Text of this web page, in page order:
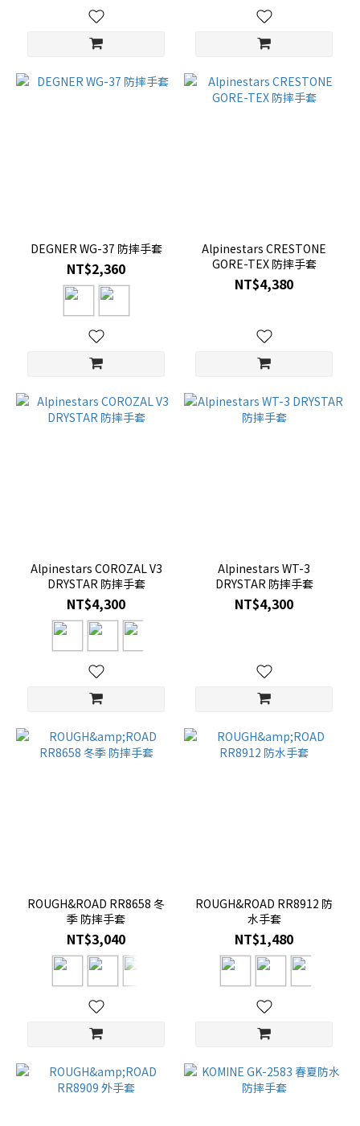
DEGNER WG-37 防摔手套
NT$2,360
Alpinestars CRESTONE
GORE-TEX 防摔手套
NT$4,380
Alpinestars COROZAL V3
DRYSTAR 防摔手套
NT$4,300
Alpinestars WT-3
DRYSTAR 防摔手套
NT$4,300
ROUGH&ROAD RR8658 冬
季 防摔手套
NT$3,040
ROUGH&ROAD RR8912 防
水手套
NT$1,480